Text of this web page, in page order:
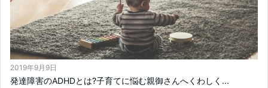
2019年9月9日
発達障害のADHDとは?子育てに悩む親御さんへくわしく...